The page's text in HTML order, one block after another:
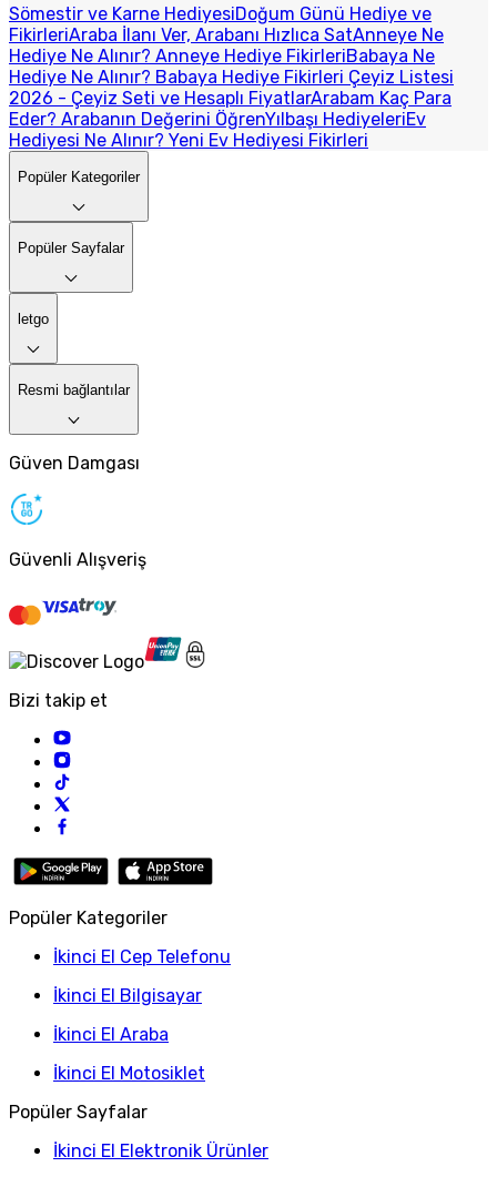
Sömestir ve Karne HediyesiDoğum Günü Hediye ve
FikirleriAraba İlanı Ver, Arabanı Hızlıca SatAnneye Ne
Hediye Ne Alınır? Anneye Hediye FikirleriBabaya Ne
Hediye Ne Alınır? Babaya Hediye Fikirleri Çeyiz Listesi
2026 - Çeyiz Seti ve Hesaplı FiyatlarArabam Kaç Para
Eder? Arabanın Değerini ÖğrenYılbaşı HediyeleriEv
Hediyesi Ne Alınır? Yeni Ev Hediyesi Fikirleri
Popüler Kategoriler
Popüler Sayfalar
letgo
Resmi bağlantılar
Güven Damgası
Güvenli Alışveriş
Bizi takip et
Popüler Kategoriler
İkinci El Cep Telefonu
İkinci El Bilgisayar
İkinci El Araba
İkinci El Motosiklet
Popüler Sayfalar
İkinci El Elektronik Ürünler